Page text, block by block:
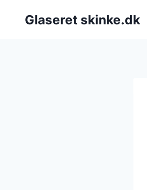
Glaseret skinke.dk